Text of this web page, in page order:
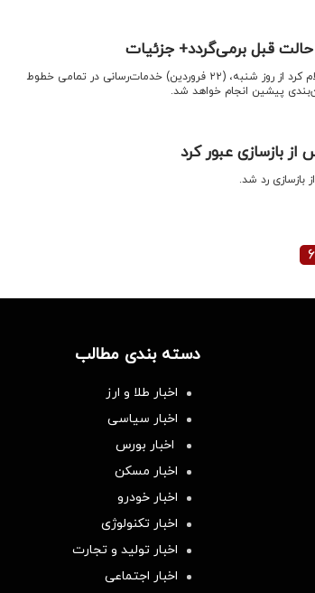
حالت قبل برمی‌گردد+ جزئیات
اقتصادنیوز:شرکت بهره‌برداری متروی تهران و حومه اعلام کرد از روز شنبه، (۲۲ فروردین‌) خدمات‌رسانی در تمامی خطوط
پیشین انجام خواهد شد.
بازسازی عبور کرد
بازسازی رد شد.
۶
دسته بندی مطالب
اخبار طلا و ارز
اخبار سیاسی
اخبار بورس
اخبار مسکن
اخبار خودرو
اخبار تکنولوژی
اخبار تولید و تجارت
اخبار اجتماعی